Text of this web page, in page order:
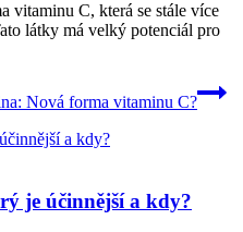
vitaminu C, která se stále více
látky má velký potenciál pro
Nová forma vitaminu C?
je účinnější a kdy?